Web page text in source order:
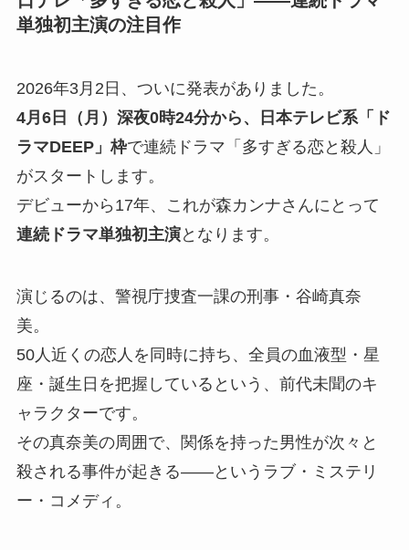
単独初主演の注目作
2026年3月2日、ついに発表がありました。
4月6日（月）深夜0時24分から、日本テレビ系「ド
ラマDEEP」枠で連続ドラマ「多すぎる恋と殺人」
がスタートします。
デビューから17年、これが森カンナさんにとって
連続ドラマ単独初主演となります。
演じるのは、警視庁捜査一課の刑事・谷崎真奈
美。
50人近くの恋人を同時に持ち、全員の血液型・星
座・誕生日を把握しているという、前代未聞のキ
ャラクターです。
その真奈美の周囲で、関係を持った男性が次々と
殺される事件が起きる——というラブ・ミステリ
ー・コメディ。